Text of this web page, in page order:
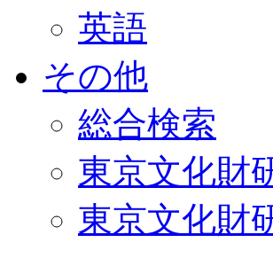
英語
その他
総合検索
東京文化財
東京文化財